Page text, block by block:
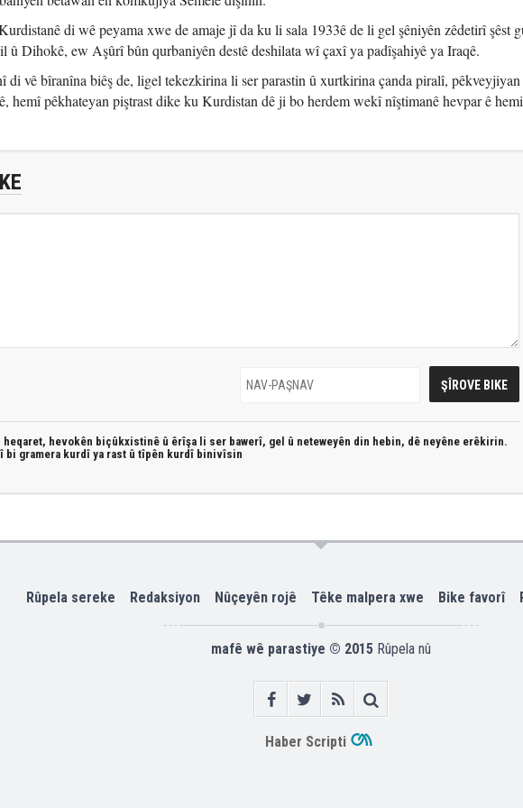
di wê peyama xwe de amaje jî da ku li sala 1933ê de li gel şêniyên zêdetirî şêst
û Dihokê, ew Aşûrî bûn qurbaniyên destê deshilata wî çaxî ya padîşahiyê ya Iraqê.
di vê bîranîna biêş de, ligel tekezkirina li ser parastin û xurtkirina çanda piralî, pêkveyjiyan
hemî pêkhateyan piştrast dike ku Kurdistan dê ji bo herdem wekî nîştimanê hevpar ê
heqaret, hevokên biçûkxistinê û êrîşa li ser bawerî, gel û neteweyên din hebin, dê neyêne erêkirin.
bi gramera kurdî ya rast û tîpên kurdî binivîsin
Rûpela sereke Redaksiyon Nûçeyên rojê Têke malpera xwe Bike favorî
mafê wê parastiye © 2015 Rûpela nû
Haber Scripti